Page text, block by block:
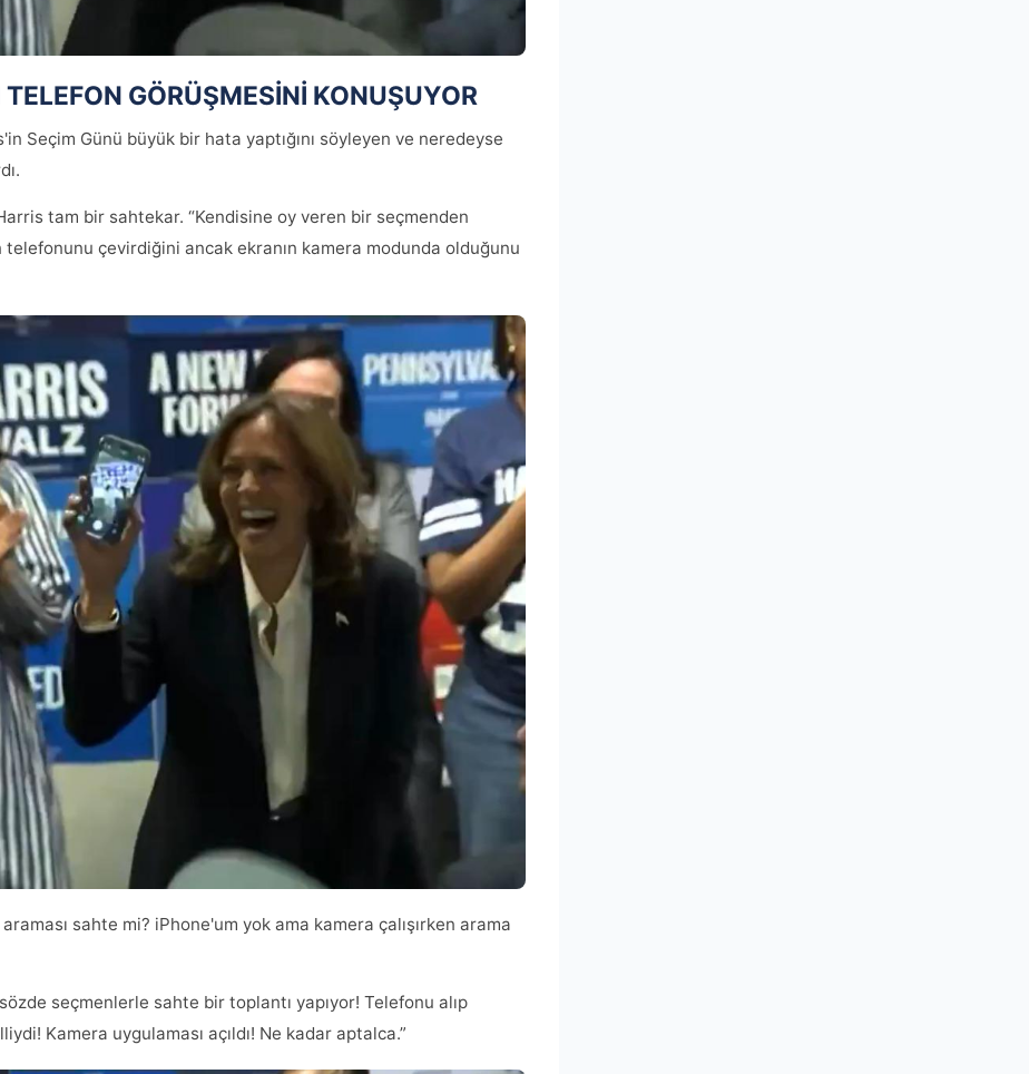
GÖRÜŞMESİNİ KONUŞUYOR
Seçim Günü büyük bir hata yaptığını söyleyen ve neredeyse
tam bir sahtekar. “Kendisine oy veren bir seçmenden
telefonunu çevirdiğini ancak ekranın kamera modunda olduğunu
sahte mi? iPhone'um yok ama kamera çalışırken arama
seçmenlerle sahte bir toplantı yapıyor! Telefonu alıp
Kamera uygulaması açıldı! Ne kadar aptalca.”